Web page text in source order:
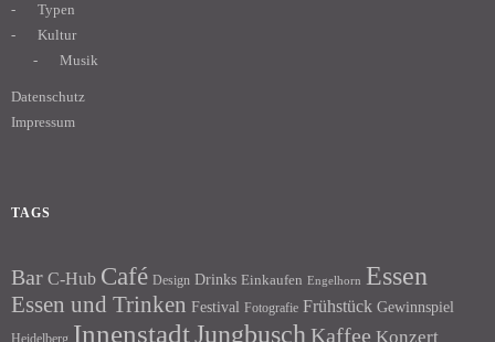
Typen
Kultur
Musik
Datenschutz
Impressum
TAGS
Bar C-Hub Café Design Drinks Einkaufen Engelhorn Essen
Essen und Trinken Festival Fotografie Frühstück Gewinnspiel
Heidelberg InnenstadtJungbusch Kaffee Konzert